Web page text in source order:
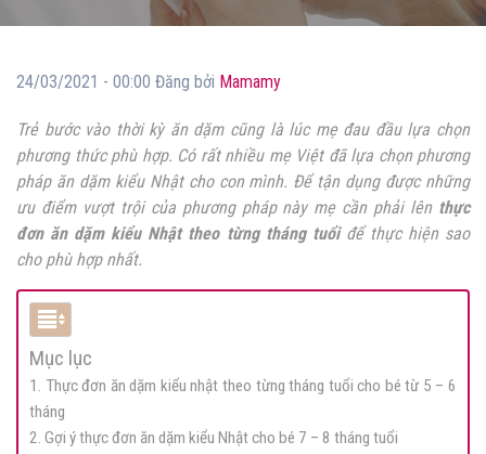
24/03/2021 - 00:00 Đăng bởi Mamamy
Trẻ bước vào thời kỳ ăn dặm cũng là lúc mẹ đau đầu lựa chọn
phương thức phù hợp. Có rất nhiều mẹ Việt đã lựa chọn phương
pháp ăn dặm kiểu Nhật cho con mình. Để tận dụng được những
ưu điểm vượt trội của phương pháp này mẹ cần phải lên thực
đơn ăn dặm kiểu Nhật theo từng tháng tuổi để thực hiện sao
cho phù hợp nhất.
Mục lục
1. Thực đơn ăn dặm kiểu nhật theo từng tháng tuổi cho bé từ 5 – 6
tháng
2. Gợi ý thực đơn ăn dặm kiểu Nhật cho bé 7 – 8 tháng tuổi